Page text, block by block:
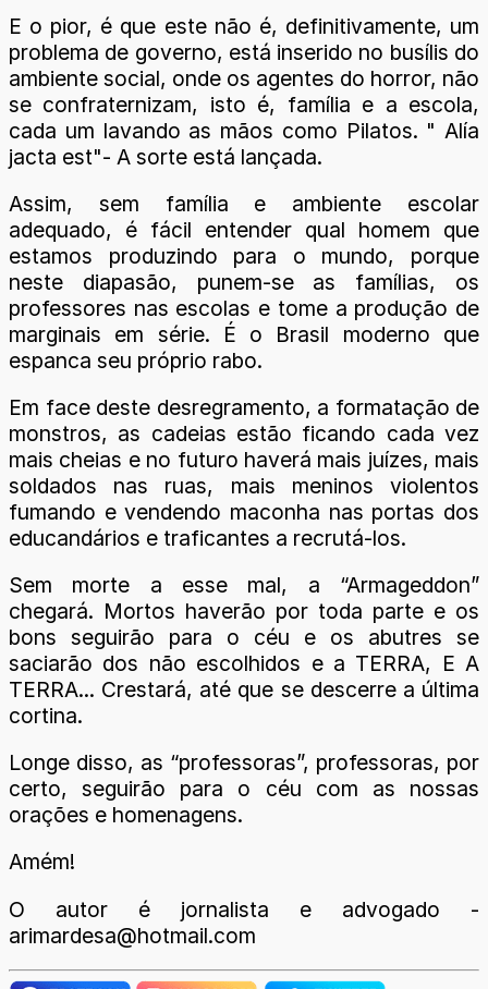
E o pior, é que este não é, definitivamente, um
problema de governo, está inserido no busílis do
ambiente social, onde os agentes do horror, não
se confraternizam, isto é, família e a escola,
cada um lavando as mãos como Pilatos. " Alía
jacta est"- A sorte está lançada.
Assim, sem família e ambiente escolar
adequado, é fácil entender qual homem que
estamos produzindo para o mundo, porque
neste diapasão, punem-se as famílias, os
professores nas escolas e tome a produção de
marginais em série. É o Brasil moderno que
espanca seu próprio rabo.
Em face deste desregramento, a formatação de
monstros, as cadeias estão ficando cada vez
mais cheias e no futuro haverá mais juízes, mais
soldados nas ruas, mais meninos violentos
fumando e vendendo maconha nas portas dos
educandários e traficantes a recrutá-los.
Sem morte a esse mal, a “Armageddon”
chegará. Mortos haverão por toda parte e os
bons seguirão para o céu e os abutres se
saciarão dos não escolhidos e a TERRA, E A
TERRA... Crestará, até que se descerre a última
cortina.
Longe disso, as “professoras”, professoras, por
certo, seguirão para o céu com as nossas
orações e homenagens.
Amém!
O autor é jornalista e advogado -
arimardesa@hotmail.com